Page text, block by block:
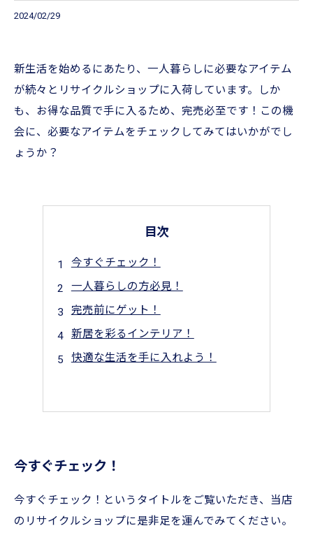
2024/02/29
新生活を始めるにあたり、一人暮らしに必要なアイテム
が続々とリサイクルショップに入荷しています。しか
も、お得な品質で手に入るため、完売必至です！この機
会に、必要なアイテムをチェックしてみてはいかがでし
ょうか？
目次
今すぐチェック！
一人暮らしの方必見！
完売前にゲット！
新居を彩るインテリア！
快適な生活を手に入れよう！
今すぐチェック！
今すぐチェック！というタイトルをご覧いただき、当店
のリサイクルショップに是非足を運んでみてください。